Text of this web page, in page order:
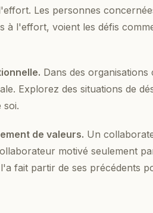
Les personnes
à l'effort, voient les défis
Dans des
Explorez des situations de
soi.
de valeurs. Un
motivé seulement
fait partir de ses précédents